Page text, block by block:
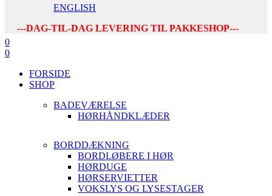
ENGLISH
---DAG-TIL-DAG LEVERING TIL PAKKESHOP---
0
0
FORSIDE
SHOP
BADEVÆRELSE
HØRHÅNDKLÆDER
BORDDÆKNING
BORDLØBERE I HØR
HØRDUGE
HØRSERVIETTER
VOKSLYS OG LYSESTAGER